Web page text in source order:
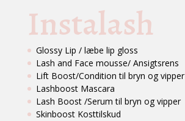
Instalash
Glossy Lip / læbe lip gloss
Lash and Face mousse/ Ansigtsrens
Lift Boost/Condition til bryn og vipper
Lashboost Mascara
Lash Boost /Serum til bryn og vipper
Skinboost Kosttilskud